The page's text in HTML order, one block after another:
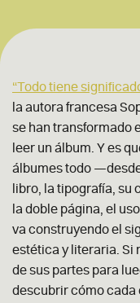
“Todo tiene
la autora francesa
se han transformado
leer un álbum. Y es
álbumes todo
libro, la tipografía, su
la doble página, el
va construyendo el
estética y literaria. Si
de sus partes para
descubrir cómo cada